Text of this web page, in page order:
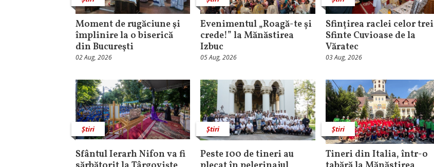
Moment de rugăciune şi
împlinire la o biserică
din Bucureşti
02 Aug, 2026
Evenimentul „Roagă-te și
crede!” la Mănăstirea
Izbuc
05 Aug, 2026
Sfințirea raclei celor trei
Sfinte Cuvioase de la
Văratec
03 Aug, 2026
Știri
Sfântul Ierarh Nifon va fi
Știri
Peste 100 de tineri au
Știri
Tineri din Italia, într-o